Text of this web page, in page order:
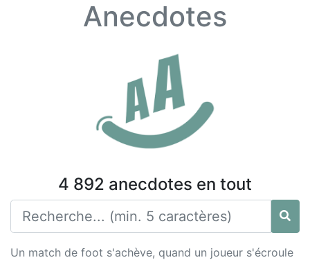
Anecdotes
4 892 anecdotes en tout
Un match de foot s'achève, quand un joueur s'écroule